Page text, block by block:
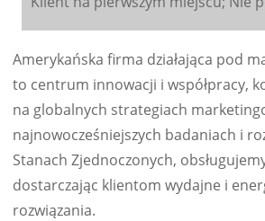
Amerykańska firma działająca pod
to centrum innowacji i współpracy,
na globalnych strategiach
najnowocześniejszych badaniach i
Stanach Zjednoczonych,
dostarczając klientom wydajne i
rozwiązania.